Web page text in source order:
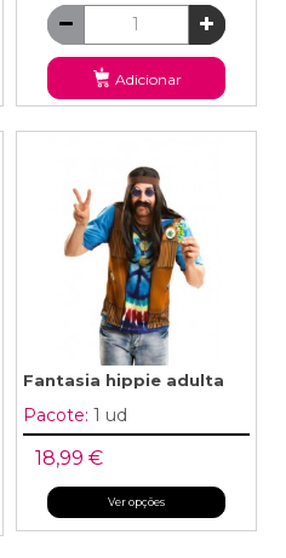
Adicionar
Fantasia hippie adulta
Pacote: 1 ud
18,99 €
Ver opções